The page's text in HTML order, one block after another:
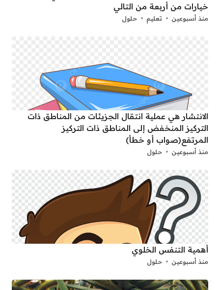
خيارات من أربعة من التالي
منذ أسبوعين تعليم حلول
الانتشار هي عملية انتقال الجزيئات من المناطق ذات
التركيز المنخفض إلى المناطق ذات التركيز
المرتفع(صواب أو خطأ)
منذ أسبوعين حلول
أهمية التنفس الخلوي
منذ أسبوعين حلول